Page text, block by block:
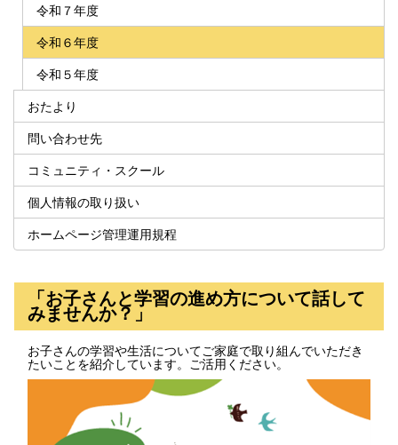
令和７年度
令和６年度
令和５年度
おたより
問い合わせ先
コミュニティ・スクール
個人情報の取り扱い
ホームページ管理運用規程
「お子さんと学習の進め方について話して
みませんか？」
お子さんの学習や生活についてご家庭で取り組んでいただき
たいことを紹介しています。ご活用ください。